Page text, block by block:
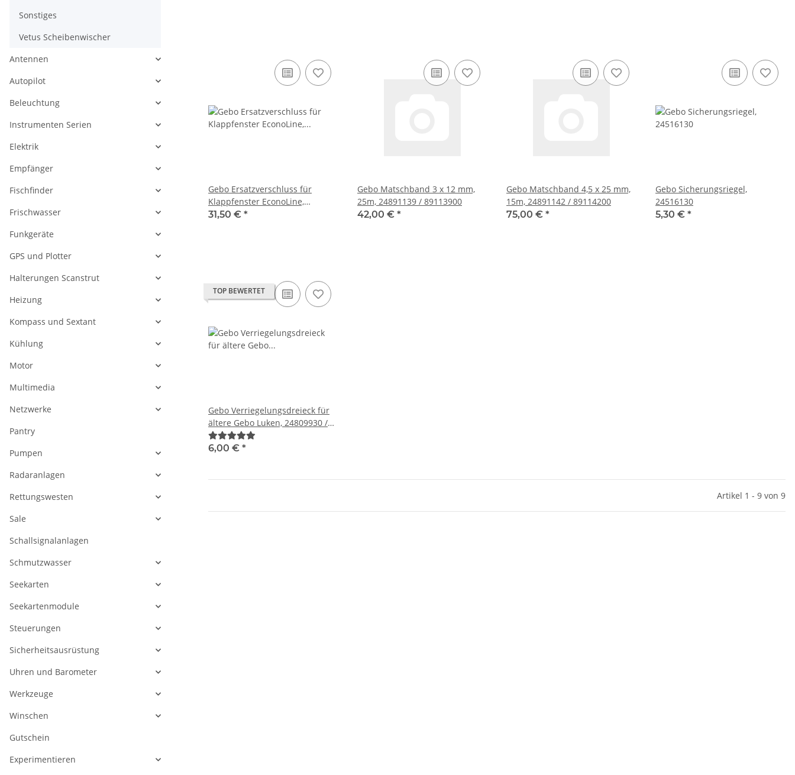
Gebo Ersatzverschluss für
Klappfenster EconoLine,
24897151 / 89700151
31,50 € *
Gebo Matschband 3 x 12 mm,
25m, 24891139 / 89113900
42,00 € *
Gebo Matschband 4,5 x 25 mm,
15m, 24891142 / 89114200
75,00 € *
Gebo Sicherungsriegel,
24516130
5,30 € *
TOP BEWERTET
Gebo Verriegelungsdreieck für
ältere Gebo Luken, 24809930 /
89100000
6,00 € *
Artikel 1 - 9 von 9
Sonstiges
Vetus Scheibenwischer
Antennen
Autopilot
Beleuchtung
Instrumenten Serien
Elektrik
Empfänger
Fischfinder
Frischwasser
Funkgeräte
GPS und Plotter
Halterungen Scanstrut
Heizung
Kompass und Sextant
Kühlung
Motor
Multimedia
Netzwerke
Pantry
Pumpen
Radaranlagen
Rettungswesten
Sale
Schallsignalanlagen
Schmutzwasser
Seekarten
Seekartenmodule
Steuerungen
Sicherheitsausrüstung
Uhren und Barometer
Werkzeuge
Winschen
Gutschein
Experimentieren